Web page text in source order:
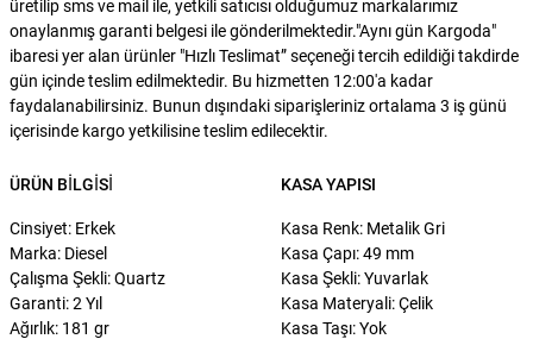
üretilip sms ve mail ile, yetkili satıcısı olduğumuz markalarımız
onaylanmış garanti belgesi ile gönderilmektedir."Aynı gün Kargoda"
ibaresi yer alan ürünler "Hızlı Teslimat” seçeneği tercih edildiği takdirde
gün içinde teslim edilmektedir. Bu hizmetten 12:00'a kadar
faydalanabilirsiniz. Bunun dışındaki siparişleriniz ortalama 3 iş günü
içerisinde kargo yetkilisine teslim edilecektir.
ÜRÜN BILGISI
Cinsiyet: Erkek
Marka: Diesel
Çalışma Şekli: Quartz
Garanti: 2 Yıl
Ağırlık: 181 gr
KASA YAPISI
Kasa Renk: Metalik Gri
Kasa Çapı: 49 mm
Kasa Şekli: Yuvarlak
Kasa Materyali: Çelik
Kasa Taşı: Yok